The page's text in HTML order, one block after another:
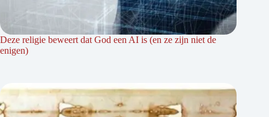
Deze religie beweert dat God een AI is (en ze zijn niet de
enigen)